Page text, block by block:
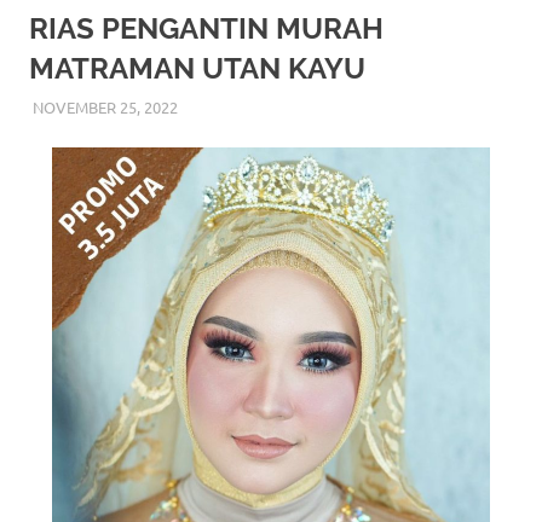
More
hints
rolex
replica.
website
https://www.watchesf.com
learn
about
RIAS PENGANTIN MURAH
MATRAMAN UTAN KAYU
NOVEMBER 25, 2022